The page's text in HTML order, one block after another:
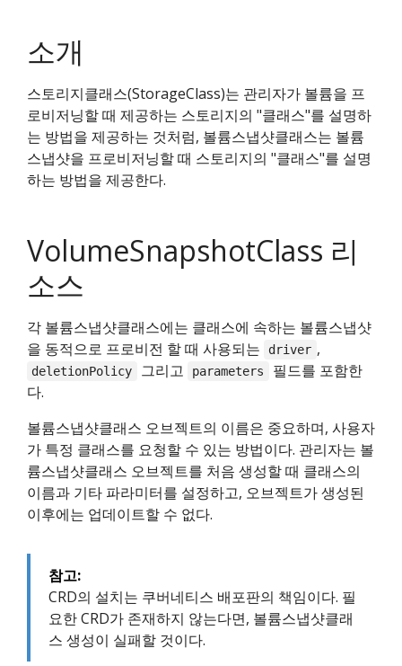
소개
스토리지클래스(StorageClass)는 관리자가 볼륨을 프
로비저닝할 때 제공하는 스토리지의 "클래스"를 설명하
는 방법을 제공하는 것처럼, 볼륨스냅샷클래스는 볼륨
스냅샷을 프로비저닝할 때 스토리지의 "클래스"를 설명
하는 방법을 제공한다.
VolumeSnapshotClass 리
소스
각 볼륨스냅샷클래스에는 클래스에 속하는 볼륨스냅샷
을 동적으로 프로비전 할 때 사용되는
driver ,
deletionPolicy 그리고 parameters
필드를 포함한
다.
볼륨스냅샷클래스 오브젝트의 이름은 중요하며, 사용자
가 특정 클래스를 요청할 수 있는 방법이다. 관리자는 볼
륨스냅샷클래스 오브젝트를 처음 생성할 때 클래스의
이름과 기타 파라미터를 설정하고, 오브젝트가 생성된
이후에는 업데이트할 수 없다.
참고:
CRD의 설치는 쿠버네티스 배포판의 책임이다. 필
요한 CRD가 존재하지 않는다면, 볼륨스냅샷클래
스 생성이 실패할 것이다.